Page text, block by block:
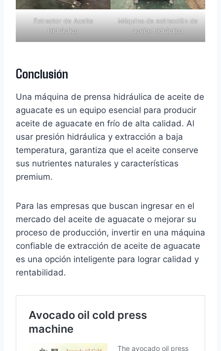
Extractor de Aceite
Hidráulico
Máquina de extracción de
aceite hidráulico
Conclusión
Una máquina de prensa hidráulica de aceite de
aguacate es un equipo esencial para producir
aceite de aguacate en frío de alta calidad. Al
usar presión hidráulica y extracción a baja
temperatura, garantiza que el aceite conserve
sus nutrientes naturales y características
premium.
Para las empresas que buscan ingresar en el
mercado del aceite de aguacate o mejorar su
proceso de producción, invertir en una máquina
confiable de extracción de aceite de aguacate
es una opción inteligente para lograr calidad y
rentabilidad.